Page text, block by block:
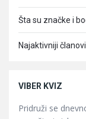
Šta su značke i
Najaktivniji članovi
VIBER KVIZ
Pridruži se